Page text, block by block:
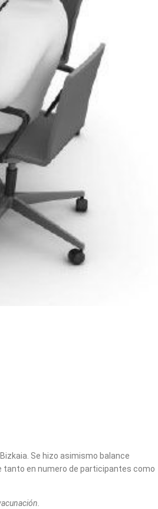
Se hizo asimismo balance
tanto en numero de participantes como